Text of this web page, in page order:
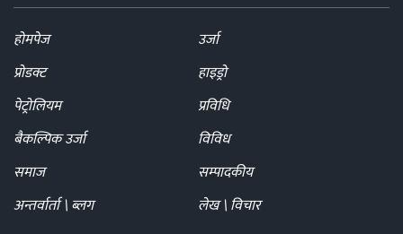
होमपेज
उर्जा
प्रोडक्ट
हाइड्रो
पेट्रोलियम
प्रविधि
बैकल्पिक उर्जा
विविध
समाज
सम्पादकीय
अन्तर्वार्ता \ ब्लग
लेख \ विचार